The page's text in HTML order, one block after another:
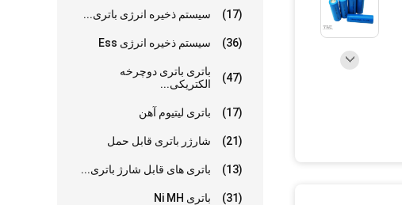
سیستم ذخیره انرژی باتری... (17)
سیستم ذخیره انرژی Ess (36)
باتری باتری دوچرخه
الکتریکی...
(47)
باتری لیتیوم آهن (17)
شارژر باتری قابل حمل (21)
باتری های قابل شارژ باتری... (13)
باتری Ni MH (31)